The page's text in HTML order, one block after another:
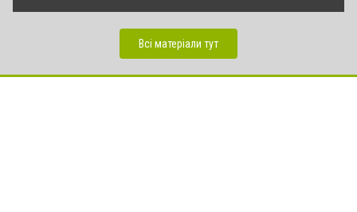
Всі матеріали тут